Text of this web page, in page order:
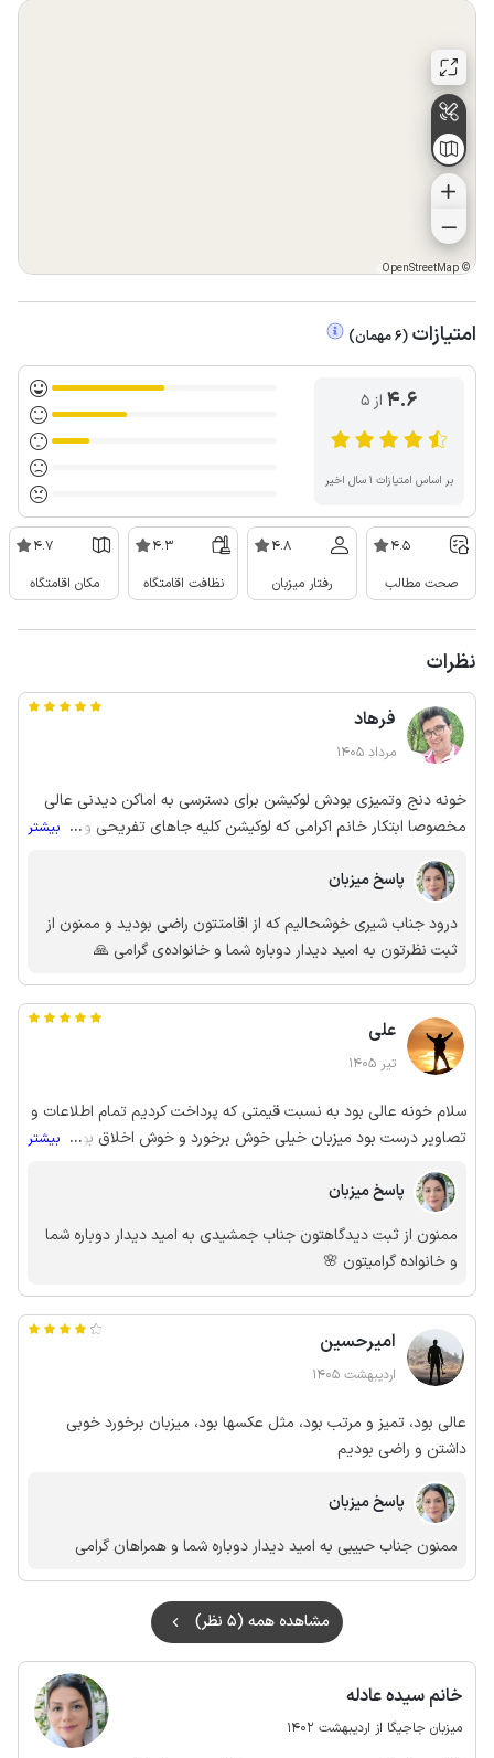
©
OpenStreetMap
امتیازات (
6مهمان)
4.6 از ۵
بر اساس امتیازات ۱ سال اخیر
4.5
صحت مطالب
4.8
رفتار میزبان
4.3
نظافت اقامتگاه
4.7
مکان اقامتگاه
نظرات
فرهاد
مرداد 1405
خونه دنج وتمیزی بودش لوکیشن برای دسترسی به اماکن دیدنی عالی
مخصوصا ابتکار خانم اکرامی که لوکیشن کلیه جاهای تفریحی و دیدنی
خانواده هم خوش برخورد و رفتاربسیار خوبی داشتن.
... بیشتر
پاسخ میزبان
درود جناب شیری خوشحالیم که از اقامتتون راضی بودید و ممنون از
ثبت نظرتون به امید دیدار دوباره شما و خانواده‌ی گرامی 🙏
علی
تیر 1405
سلام خونه عالی بود به نسبت قیمتی که پرداخت کردیم تمام اطلاعات و
تصاویر درست بود میزبان خیلی خوش برخورد و خوش اخلاق بود حیاط
با جنگل دالخانی نیم ساعت فاصله داشت پیشنهاد میکنم
... بیشتر
پاسخ میزبان
ممنون از ثبت دیدگاهتون جناب جمشیدی به امید دیدار دوباره شما
و خانواده گرامیتون 🌸
امیرحسین
اردیبهشت 1405
عالی بود، تمیز و مرتب بود، مثل عکسها بود، میزبان برخورد خوبی
داشتن و راضی بودیم
پاسخ میزبان
ممنون جناب حبیبی به امید دیدار دوباره شما و همراهان گرامی
مشاهده همه (5 نظر)
خانم سیده عادله
میزبان جاجیگا از اردیبهشت 1402